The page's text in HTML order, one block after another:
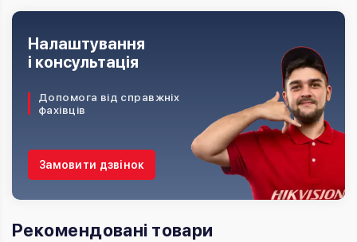
Допомога від справжніх
фахівців
Налаштування
і консультація
Замовити дзвінок
Рекомендовані товари